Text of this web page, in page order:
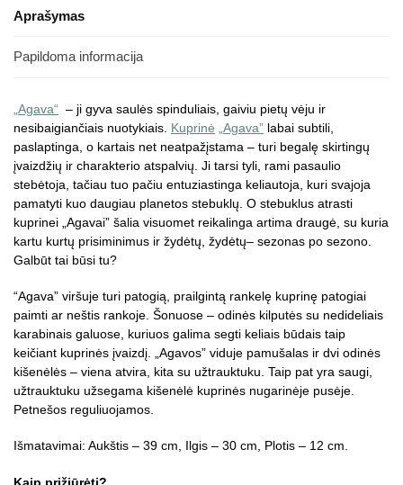
Aprašymas
Papildoma informacija
„Agava“ – ji gyva saulės spinduliais, gaiviu pietų vėju ir
nesibaigiančiais nuotykiais. Kuprinė „Agava” labai subtili,
paslaptinga, o kartais net neatpažįstama – turi begalę skirtingų
įvaizdžių ir charakterio atspalvių. Ji tarsi tyli, rami pasaulio
stebėtoja, tačiau tuo pačiu entuziastinga keliautoja, kuri svajoja
pamatyti kuo daugiau planetos stebuklų. O stebuklus atrasti
kuprinei „Agavai” šalia visuomet reikalinga artima draugė, su kuria
kartu kurtų prisiminimus ir žydėtų, žydėtų– sezonas po sezono.
Galbūt tai būsi tu?
“Agava” viršuje turi patogią, prailgintą rankelę kuprinę patogiai
paimti ar neštis rankoje. Šonuose – odinės kilputės su nedideliais
karabinais galuose, kuriuos galima segti keliais būdais taip
keičiant kuprinės įvaizdį. „Agavos” viduje pamušalas ir dvi odinės
kišenėlės – viena atvira, kita su užtrauktuku. Taip pat yra saugi,
užtrauktuku užsegama kišenėlė kuprinės nugarinėje pusėje.
Petnešos reguliuojamos.
Išmatavimai: Aukštis – 39 cm, Ilgis – 30 cm, Plotis – 12 cm.